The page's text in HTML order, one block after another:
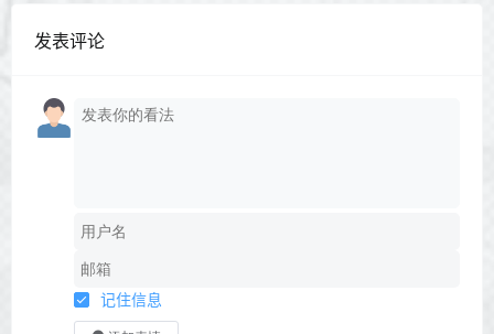
发表评论
记住信息